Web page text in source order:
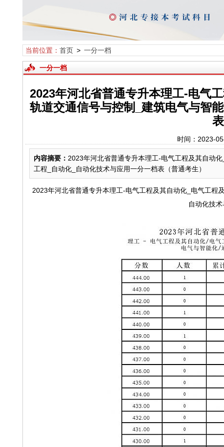
当前位置： 首页> 一分一档
一分一档
2023年河北省普通专升本理工-电气
轨道交通信号与控制_建筑电气与智
时间：2023-
内容摘要： 2023年河北省普通专升本理工-电气工程及其自动
工程_自动化_自动化技术与应用一分一档表（普通考生）
2023年河北省普通专升本理工-电气工程及其自动化_电气工程
自动化技